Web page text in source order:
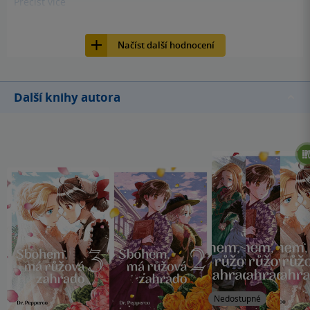
sama do viktoriánské Anglie? Její poučování Angličanů, že
láska má být svobodná? No, nevím...
Načíst další hodnocení
Další knihy autora
Nedostupné